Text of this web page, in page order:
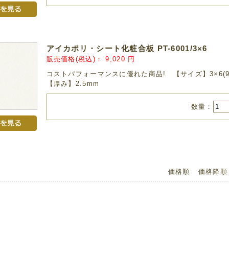
アイカポリ・シート化粧合板 PT-6001/3×6
販売価格(税込)：9,020 円
コストパフォーマンスに優れた商品! 【サイズ】
【厚み】2.5mm
数量：
価格順 価格降順